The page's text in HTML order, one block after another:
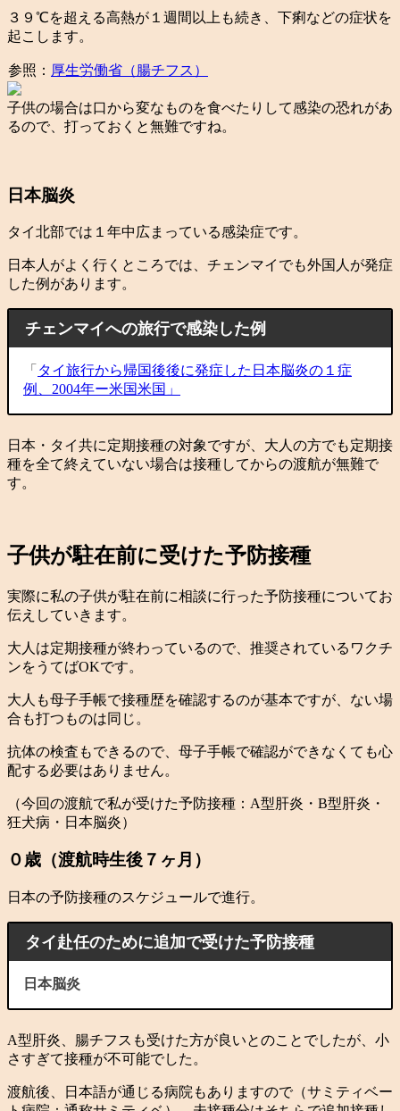
３９℃を超える高熱が１週間以上も続き、下痢などの症状を
起こします。
参照： 厚生労働省（腸チフス）
子供の場合は口から変なものを食べたりして感染の恐れがあ
るので、打っておくと無難ですね。
日本脳炎
タイ北部では１年中広まっている感染症です。
日本人がよく行くところでは、チェンマイでも外国人が発症
した例があります。
チェンマイへの旅行で感染した例
「 タイ旅行から帰国後後に発症した日本脳炎の１症
例、2004年ー米国米国」
日本・タイ共に定期接種の対象ですが、大人の方でも定期接
種を全て終えていない場合は接種してからの渡航が無難で
す。
子供が駐在前に受けた予防接種
実際に私の子供が駐在前に相談に行った予防接種についてお
伝えしていきます。
大人は定期接種が終わっているので、推奨されているワクチ
ンをうてばOKです。
大人も母子手帳で接種歴を確認するのが基本ですが、ない場
合も打つものは同じ。
抗体の検査もできるので、母子手帳で確認ができなくても心
配する必要はありません。
（今回の渡航で私が受けた予防接種：A型肝炎・B型肝炎・
狂犬病・日本脳炎）
０歳（渡航時生後７ヶ月）
日本の予防接種のスケジュールで進行。
タイ赴任のために追加で受けた予防接種
日本脳炎
A型肝炎、腸チフスも受けた方が良いとのことでしたが、小
さすぎて接種が不可能でした。
渡航後、日本語が通じる病院もありますので（サミティベー